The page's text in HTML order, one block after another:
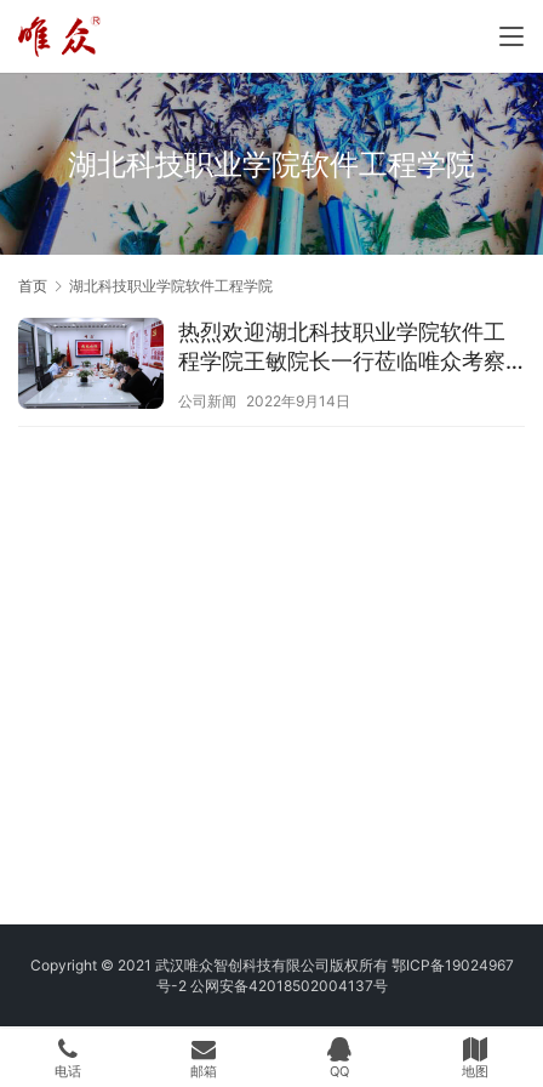
湖北科技职业学院软件工程学院
首页 湖北科技职业学院软件工程学院
热烈欢迎湖北科技职业学院软件工
程学院王敏院长一行莅临唯众考察
交流
公司新闻 2022年9月14日
Copyright © 2021 武汉唯众智创科技有限公司版权所有 鄂ICP备19024967
号-2 公网安备42018502004137号
电话 邮箱 QQ 地图